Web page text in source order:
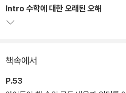
교사이자 연구자로서 지금까지 읽고 탐
는 사람들의 고민과 고충을 생생하게
면 이 책에 나오는 수많은 사연 중 자신
하나쯤 있을 것이다. 그래서 이 책은 읽
Intro 수학에 대한 오래된 오해
책속에서
P.53